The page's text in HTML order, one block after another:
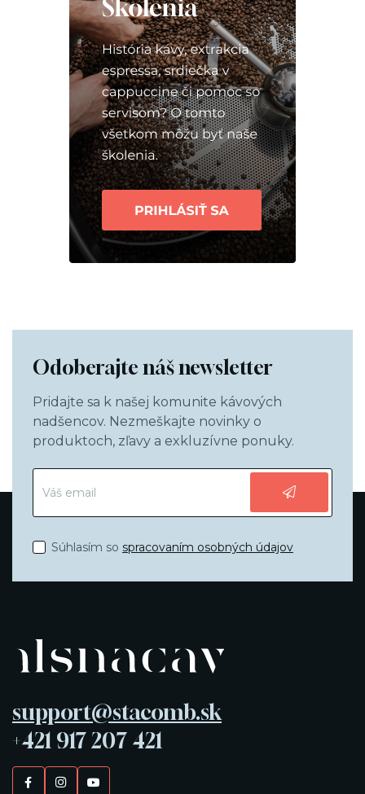
Odoberajte náš newsletter
Pridajte sa k našej komunite kávových
nadšencov. Nezmeškajte novinky o
produktoch, zľavy a exkluzívne ponuky.
Súhlasím so spracovaním osobných údajov
support@stacomb.sk
+421 917 207 421